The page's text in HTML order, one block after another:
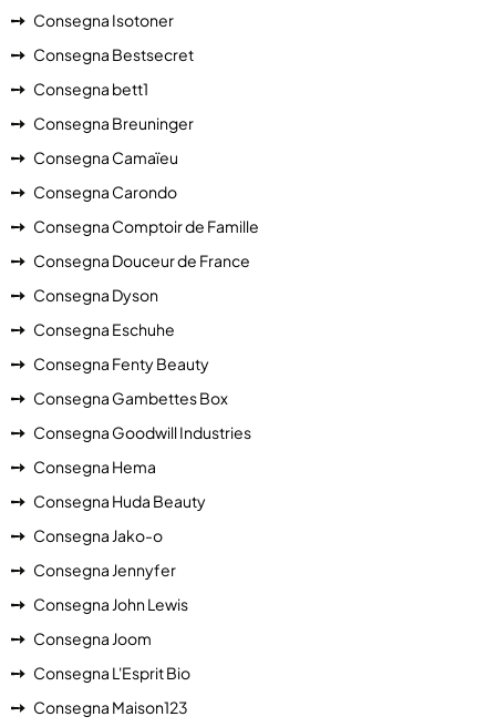
Consegna Isotoner
Consegna Bestsecret
Consegna bett1
Consegna Breuninger
Consegna Camaïeu
Consegna Carondo
Consegna Comptoir de Famille
Consegna Douceur de France
Consegna Dyson
Consegna Eschuhe
Consegna Fenty Beauty
Consegna Gambettes Box
Consegna Goodwill Industries
Consegna Hema
Consegna Huda Beauty
Consegna Jako-o
Consegna Jennyfer
Consegna John Lewis
Consegna Joom
Consegna L'Esprit Bio
Consegna Maison123